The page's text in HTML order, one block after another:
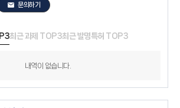
email 문의하기
최근 과제 TOP3최근 발명특허 TOP3
내역이 없습니다.